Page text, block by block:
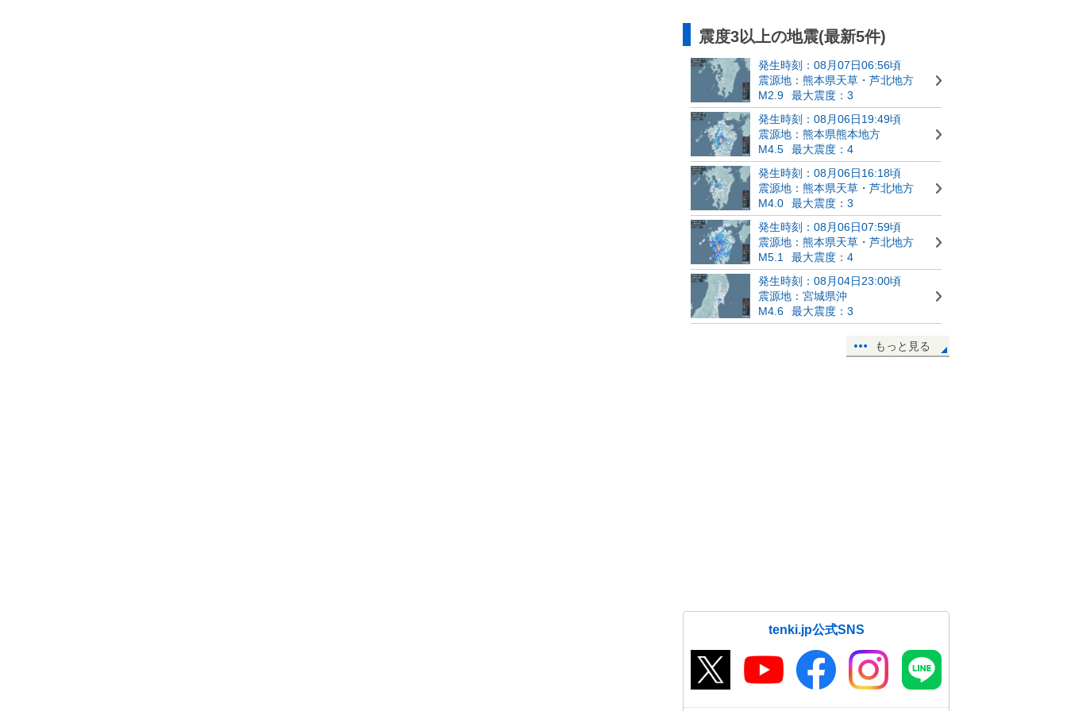
震度3以上の地震(最新5件)
発生時刻：08月07日06:56頃
震源地：熊本県天草・芦北地方
M2.9
最大震度：3
発生時刻：08月06日19:49頃
震源地：熊本県熊本地方
M4.5
最大震度：4
発生時刻：08月06日16:18頃
震源地：熊本県天草・芦北地方
M4.0
最大震度：3
発生時刻：08月06日07:59頃
震源地：熊本県天草・芦北地方
M5.1
最大震度：4
発生時刻：08月04日23:00頃
震源地：宮城県沖
M4.6
最大震度：3
もっと見る
tenki.jp公式SNS